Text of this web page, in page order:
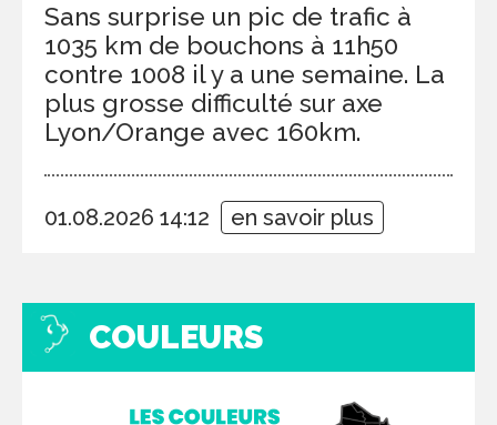
Sans surprise un pic de trafic à
1035 km de bouchons à 11h50
contre 1008 il y a une semaine. La
plus grosse difficulté sur axe
Lyon/Orange avec 160km.
01.08.2026 14:12 en savoir plus
COULEURS